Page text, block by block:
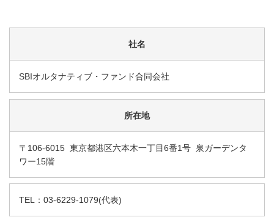
社名
SBIオルタナティブ・ファンド合同会社
所在地
〒106-6015 東京都港区六本木一丁目6番1号 泉ガーデンタ
ワー15階
TEL：03-6229-1079(代表)